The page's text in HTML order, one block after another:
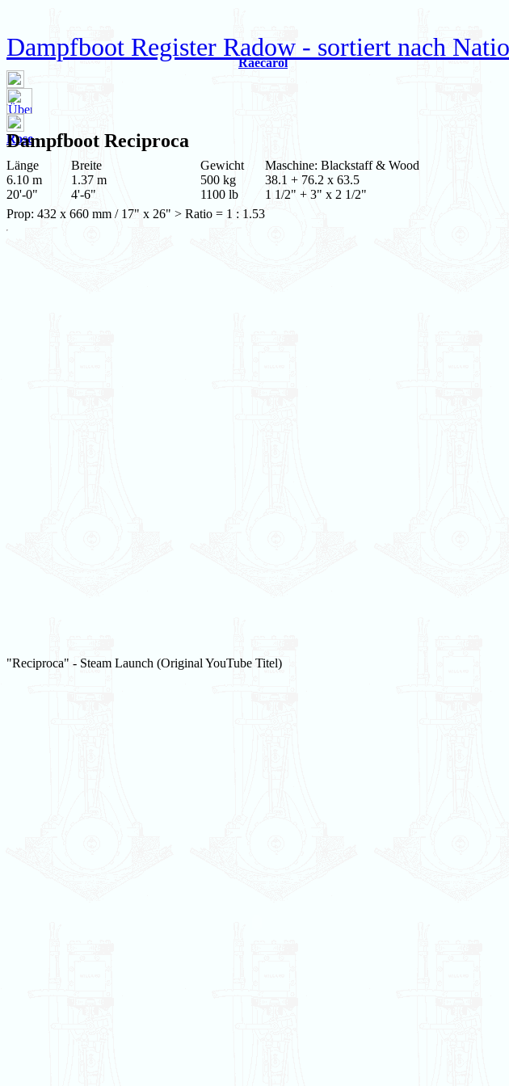
Dampfboot Register Radow - sortiert nach
Raecarol
Rose
Dampfboot Reciproca
Länge
6.10 m
20'-0"
Breite
1.37 m
4'-6"
Gewicht
500 kg
1100 lb
Maschine: Blackstaff & Wood
38.1 + 76.2 x 63.5
1 1/2" + 3" x 2 1/2"
Prop: 432 x 660 mm / 17" x 26" > Ratio = 1 : 1.53
"Reciproca" - Steam Launch (Original YouTube Titel)